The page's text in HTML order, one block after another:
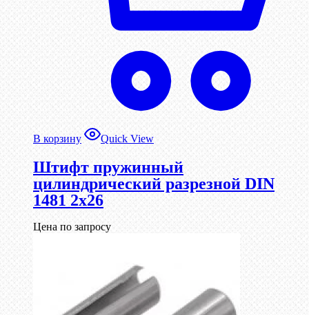
В корзину Quick View
Штифт пружинный
цилиндрический разрезной DIN
1481 2х26
Цена по запросу